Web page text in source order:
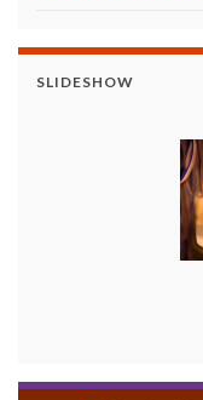
SLIDESHOW